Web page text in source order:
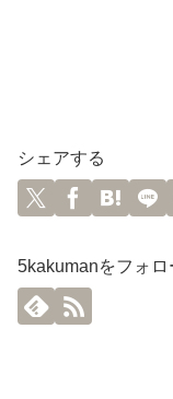
シェアする
5kakumanをフォロ